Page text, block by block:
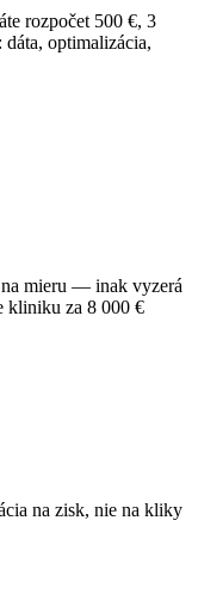
rozpočet 500 €, 3
optimalizácia,
mieru — inak vyzerá
kliniku za 8 000 €
na zisk, nie na kliky